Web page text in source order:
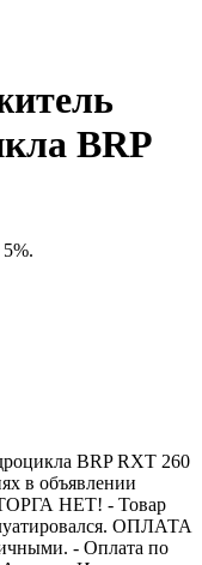
BRP
BRP RXT 260
в объявлении
ТОРГА НЕТ! - Товар
ОПЛАТА
- Оплата по